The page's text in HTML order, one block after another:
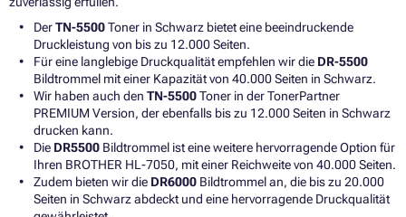
DerTN-5500Toner in Schwarz bietet eine beeindruckende
Druckleistung von bis zu 12.000 Seiten.
Für eine langlebige Druckqualität empfehlen wir die DR-5500
Bildtrommel mit einer Kapazität von 40.000 Seiten in Schwarz.
Wir haben auch den TN-5500Toner in der TonerPartner
PREMIUM Version, der ebenfalls bis zu 12.000 Seiten in Schwarz
drucken kann.
Die DR5500 Bildtrommel ist eine weitere hervorragende Option für
Ihren BROTHER HL-7050, mit einer Reichweite von 40.000 Seiten.
Zudem bieten wir die DR6000 Bildtrommel an, die bis zu 20.000
Seiten in Schwarz abdeckt und eine hervorragende Druckqualität